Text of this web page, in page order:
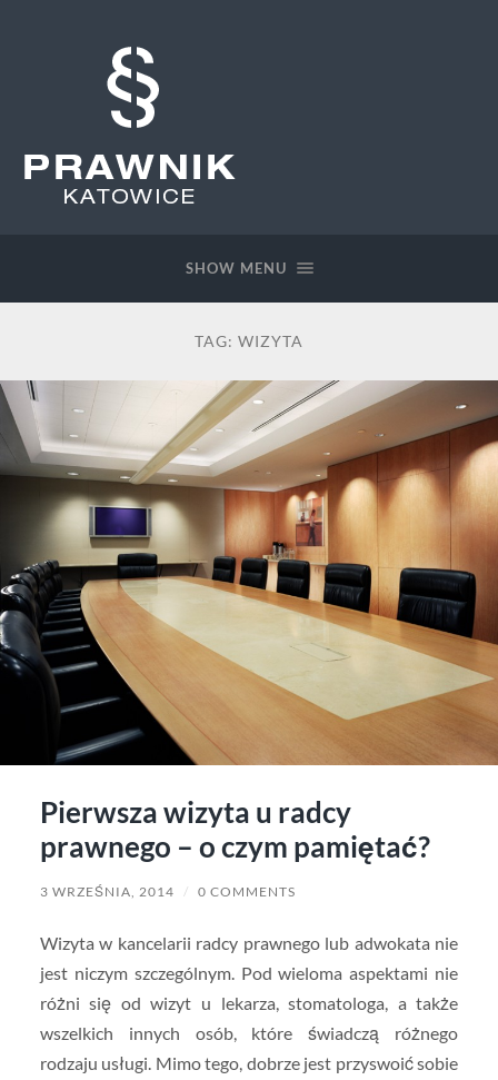
SHOW MENU
TAG: WIZYTA
Pierwsza wizyta u radcy
prawnego – o czym pamiętać?
3 WRZEŚNIA, 2014 / 0 COMMENTS
Wizyta w kancelarii radcy prawnego lub adwokata nie
jest niczym szczególnym. Pod wieloma aspektami nie
różni się od wizyt u lekarza, stomatologa, a także
wszelkich innych osób, które świadczą różnego
rodzaju usługi. Mimo tego, dobrze jest przyswoić sobie